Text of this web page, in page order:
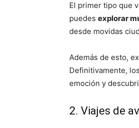
El primer tipo que
puedes explorar
desde movidas
Además de esto,
Definitivamente,
emoción y
2. Viajes de